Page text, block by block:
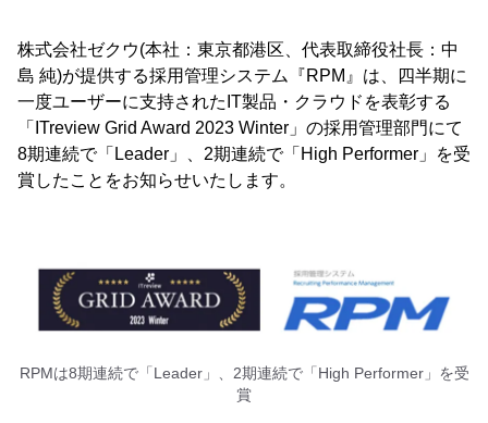
株式会社ゼクウ(本社：東京都港区、代表取締役社長：中
島 純)が提供する採用管理システム『RPM』は、四半期に
一度ユーザーに支持されたIT製品・クラウドを表彰する
「ITreview Grid Award 2023 Winter」の採用管理部門にて
8期連続で「Leader」、2期連続で「High Performer」を受
賞したことをお知らせいたします。
RPMは8期連続で「Leader」、2期連続で「High Performer」を受
賞